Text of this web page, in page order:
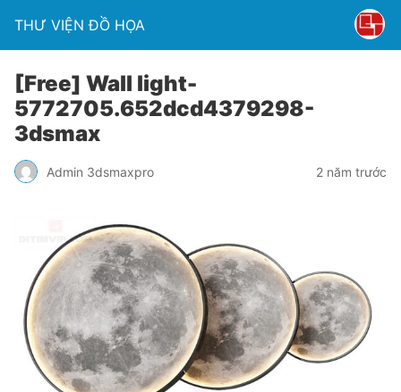
THƯ VIỆN ĐỒ HỌA
[Free] Wall light-
5772705.652dcd4379298-
3dsmax
Admin 3dsmaxpro 2 năm trước